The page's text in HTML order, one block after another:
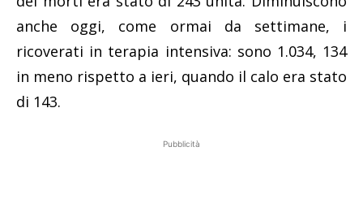
anche oggi, come ormai da settimane, i
ricoverati in terapia intensiva: sono 1.034, 134
in meno rispetto a ieri, quando il calo era stato
di 143.
Pubblicità